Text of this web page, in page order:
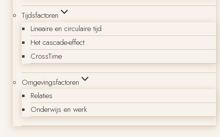
Tijdsfactoren
Lineaire en circulaire tijd
Het cascade-effect
CrossTime
Omgevingsfactoren
Relaties
Onderwijs en werk